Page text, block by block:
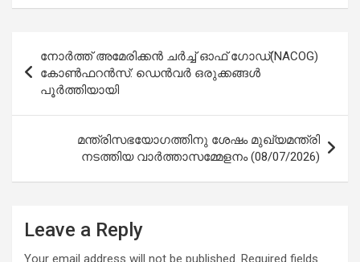
navigation
നോർത്ത് അമേരിക്കൻ ചർച്ച് ഓഫ് ഗോഡ്(NACOG)
കോൺഫറൻസ്: ഡെൻവർ ഒരുക്കങ്ങൾ
പൂർത്തിയായി
മന്ത്രിസഭയോഗത്തിനു ശേഷം മുഖ്യമന്ത്രി
നടത്തിയ വാര്‍ത്താസമ്മേളനം (08/07/2026)
Leave a Reply
Your email address will not be published. Required fields